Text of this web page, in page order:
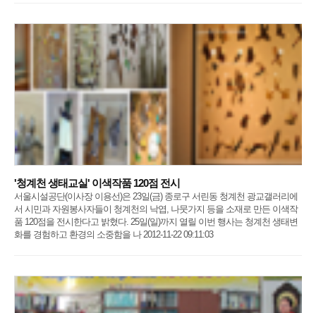
'청계천 생태교실' 이색작품 120점 전시
서울시설공단(이사장 이용선)은 23일(금) 종로구 서린동 청계천 광교갤러리에
서 시민과 자원봉사자들이 청계천의 낙엽, 나뭇가지 등을 소재로 만든 이색작
품 120점을 전시한다고 밝혔다. 25일(일)까지 열릴 이번 행사는 청계천 생태변
화를 경험하고 환경의 소중함을 나 2012-11-22 09:11:03